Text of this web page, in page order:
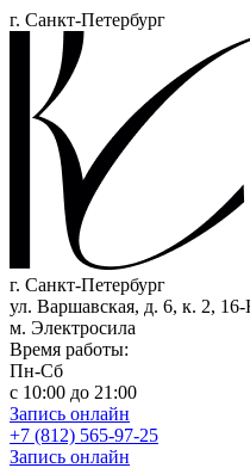
г. Санкт-Петербург
г. Санкт-Петербург
ул. Варшавская, д. 6, к. 2,
м. Электросила
Время работы:
Пн-Сб
с 10:00 до 21:00
Запись онлайн
+7 (812) 565-97-25
Запись онлайн